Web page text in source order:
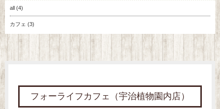
all (4)
カフェ (3)
フォーライフカフェ（宇治植物園内店）